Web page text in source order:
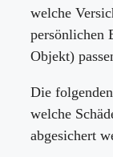
welche
persönlichen
Objekt)
Die
welche
abgesichert